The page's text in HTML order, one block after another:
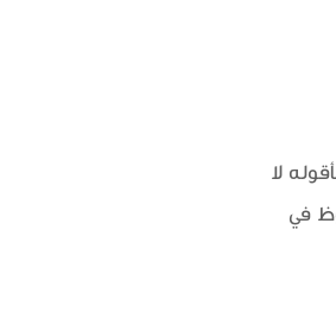
لا
في